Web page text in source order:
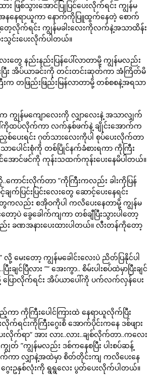
ဖြစ်သွားအောင်ပြုပြင်ပေးလိုက်ရင်း ကျွန်မ
နနေရာယူကာ နောက်ကိုပြူထွက်နေတဲ့ စောက်
လိုက်ရင်း ကျွန်မခါးလေးကိုလက်နဲ့အသာထိန်း
းသွင်းပေးလိုက်ပါတယ်။
းတွေ နည်းနည်းပြန်ပေါ်လာတာမို့ ကျွန်မလည်း
းပြီး အိပ်ယာခင်းကို တင်းတင်းဆုတ်ကာ အံကြိတ်မိ
တဖြည်းဖြည်းမြန်လာတာမို့ တစ်စစနဲ့အရသာ
ကျွန်မကျောလေးကို လျှာလေးနဲ့ အသာလျှက်
ါ်ကိုထပ်လိုက်ကာ လက်နှစ်ဖက်နဲ့ ချိုင်းအောက်က
ပေးရင်း ဂုတ်သားလေးကိုပါ စုပ်ပေးလိုက်တာ
ပေါင်းစုံကို တစ်ပြိုင်နက်ခံစားရကာ ကိုကြီး
ောင်ဖင်ကို ကုန်းသထက်ကုန်းပေးနေမိပါတယ်။
ကို..ကောင်းလိုက်တာ ”ကိုကြီးကလည်း ခါးကိုပြန်
က်ပြင်းပြင်းလေးတွေ ဆောင့်ပေးနေရင်း
ေကလည်း စအိုဝကိုပါ ကလိပေးနေတာမို့ ကျွန်မ
ာ့ပဲ ခွေခေါက်ကျကာ တစ်ချီပြီးသွားပါတော့
ခဏအနားပေးထားပါတယ်။ လီးတန်ကိုတော့
” လို့ မေးတော့ ကျွန်မခေါင်းလေးပဲ ညိတ်ပြနိုင်ပါ
ချင်ပြီလား ”“ အေးကွာ.. စိမ်းပါးစပ်ထဲမှာပြီးချင်
ပြောလိုက်ရင်း အိပ်ယာပေါ်ကို ပက်လက်လှန်ပေး
ကာ ကိုကြီးပေါင်ကြားထဲ နေရာယူလိုက်ပြီး
ရင်းကိုကြီးဂွေးစိ အောက်ပိုင်းကနေ ဒစ်ဖျား
က်ရာ“ အား လား..လား..ချစ်လိုက်တာ..ကလေး
တ် ”ကျွန်မလည်း ဒစ်ကနေစပြီး ပါးစပ်ဆန့်
ကာ လျှာနဲ့အထဲမှာ စိတ်တိုင်းကျ ကလိပေးနေ
းဥနှစ်လုံးကို ရွရွလေး ပွတ်ပေးလိုက်ပါတယ်။